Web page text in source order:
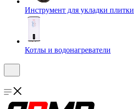
Инструмент для укладки плитки
Котлы и водонагреватели